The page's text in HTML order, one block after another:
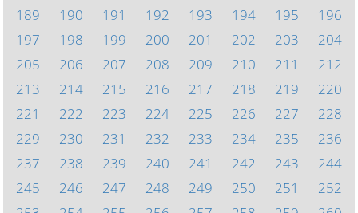
189
190 191 192 193 194 195
196
197
198 199 200 201 202 203
204
205
206 207 208 209 210 211
212
213
214 215 216 217 218 219
220
221
222 223 224 225 226 227
228
229
230 231 232 233 234 235
236
237
238 239 240 241 242 243
244
245
246 247 248 249 250 251
252